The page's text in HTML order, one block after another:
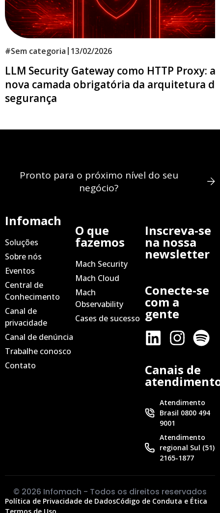
#Sem categoria | 13/02/2026
LLM Security Gateway como HTTP Proxy: a
nova camada obrigatória da arquitetura de
segurança
Pronto para o próximo nível do seu
negócio?
Infomach
Soluções
Sobre nós
Eventos
Central de
Conhecimento
Canal de
privacidade
Canal de denúncia
Trabalhe conosco
Contato
O que
fazemos
Mach Security
Mach Cloud
Mach
Observability
Cases de sucesso
Inscreva-se
na nossa
newsletter
Conecte-se
com a
gente
Canais de
Atendimento
Brasil 0800 494
9001
Atendimento
regional Sul (51)
2165-1877
© 2026 Infomach - Todos os direitos reservados
Política de Privacidade de DadosCódigo de Conduta e Ética